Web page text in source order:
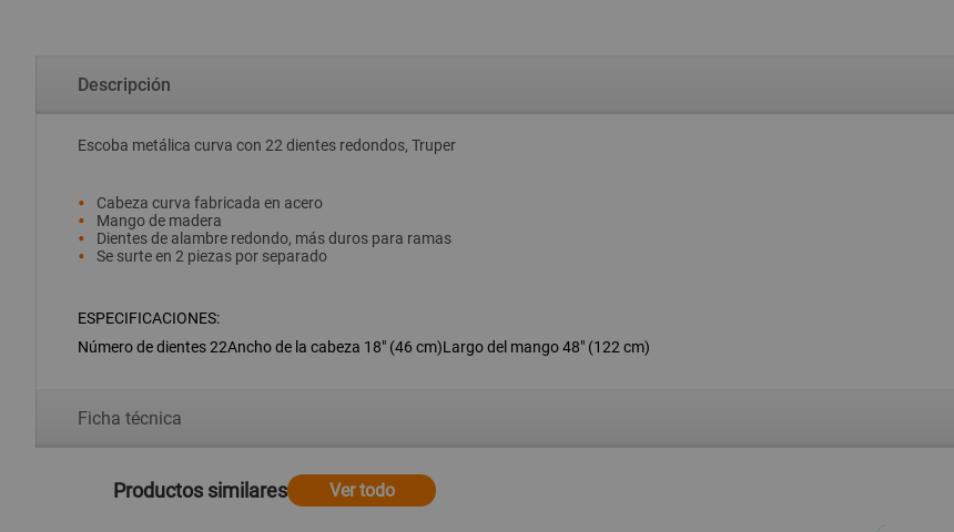
Descripción
Escoba metálica curva con 22 dientes redondos, Truper
Cabeza curva fabricada en acero
Mango de madera
Dientes de alambre redondo, más duros para ramas
Se surte en 2 piezas por separado
ESPECIFICACIONES:
Número de dientes 22Ancho de la cabeza 18" (46 cm)Largo del mango 48" (122 cm)
Ficha técnica
Productos similares Ver todo